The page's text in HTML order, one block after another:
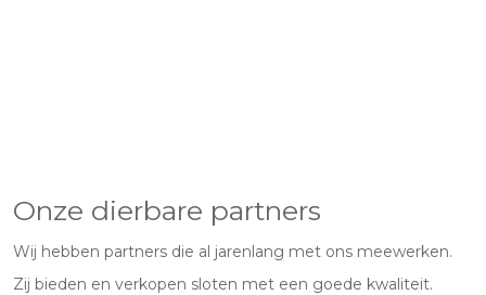
Onze dierbare partners
Wij hebben partners die al jarenlang met ons meewerken.
Zij bieden en verkopen sloten met een goede kwaliteit.